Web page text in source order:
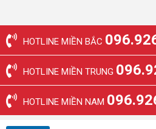
HOTLINE MIỀN BẮC
HOTLINE MIỀN TRUNG
HOTLINE MIỀN NAM